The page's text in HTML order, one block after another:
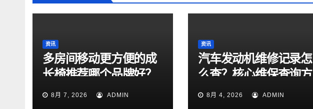
资讯
多房间移动更方便的成
长椅推荐哪个品牌好？
8月 7, 2026 ADMIN
资讯
汽车发动机维修记录怎
么查？核心维保查询方
法！
8月 4, 2026 ADMIN